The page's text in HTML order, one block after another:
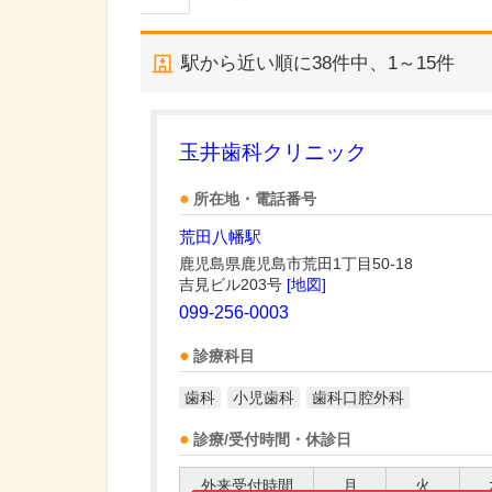
駅から近い順に38件中、 1～15件
玉井歯科クリニック
所在地・電話番号
荒田八幡駅
鹿児島県鹿児島市荒田1丁目50-18
吉見ビル203号 [地図]
099-256-0003
診療科目
歯科 小児歯科 歯科口腔外科
診療/受付時間・休診日
外来受付時間 月 火